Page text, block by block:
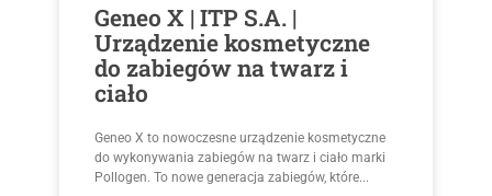
Geneo X | ITP S.A. |
Urządzenie kosmetyczne
do zabiegów na twarz i
ciało
Geneo X to nowoczesne urządzenie kosmetyczne
do wykonywania zabiegów na twarz i ciało marki
Pollogen. To nowe generacja zabiegów, które...